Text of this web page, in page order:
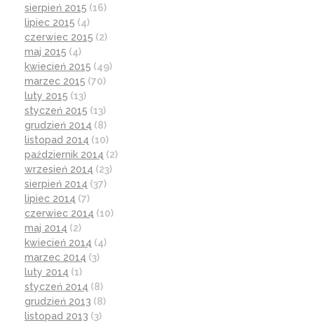
sierpień 2015 (16)
lipiec 2015 (4)
czerwiec 2015 (2)
maj 2015 (4)
kwiecień 2015 (49)
marzec 2015 (70)
luty 2015 (13)
styczeń 2015 (13)
grudzień 2014 (8)
listopad 2014 (10)
październik 2014 (2)
wrzesień 2014 (23)
sierpień 2014 (37)
lipiec 2014 (7)
czerwiec 2014 (10)
maj 2014 (2)
kwiecień 2014 (4)
marzec 2014 (3)
luty 2014 (1)
styczeń 2014 (8)
grudzień 2013 (8)
listopad 2013 (3)